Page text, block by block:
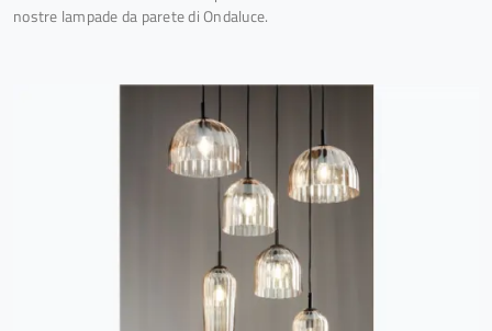
nostre lampade da parete di Ondaluce.